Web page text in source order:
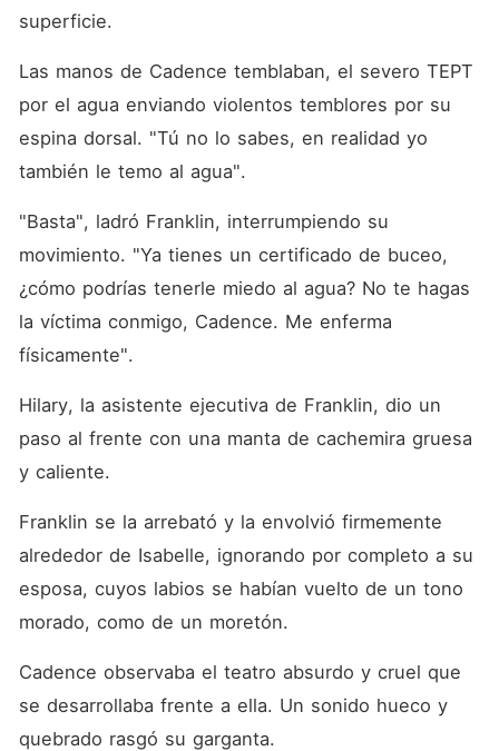
superficie.
Las manos de Cadence temblaban, el severo TEPT
por el agua enviando violentos temblores por su
espina dorsal. "Tú no lo sabes, en realidad yo
también le temo al agua".
"Basta", ladró Franklin, interrumpiendo su
movimiento. "Ya tienes un certificado de buceo,
¿cómo podrías tenerle miedo al agua? No te hagas
la víctima conmigo, Cadence. Me enferma
físicamente".
Hilary, la asistente ejecutiva de Franklin, dio un
paso al frente con una manta de cachemira gruesa
y caliente.
Franklin se la arrebató y la envolvió firmemente
alrededor de Isabelle, ignorando por completo a su
esposa, cuyos labios se habían vuelto de un tono
morado, como de un moretón.
Cadence observaba el teatro absurdo y cruel que
se desarrollaba frente a ella. Un sonido hueco y
quebrado rasgó su garganta.